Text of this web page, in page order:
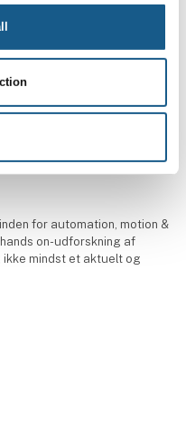
i hele
for automation, motion &
on-udforskning af
mindst et aktuelt og